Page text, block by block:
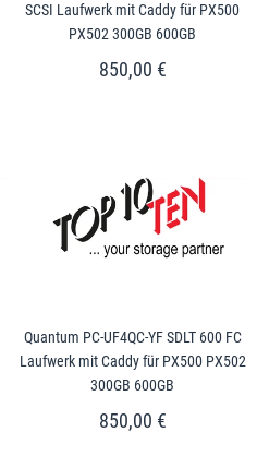
SCSI Laufwerk mit Caddy für PX500
PX502 300GB 600GB
850,00 €
Quantum PC-UF4QC-YF SDLT 600 FC
Laufwerk mit Caddy für PX500 PX502
300GB 600GB
850,00 €